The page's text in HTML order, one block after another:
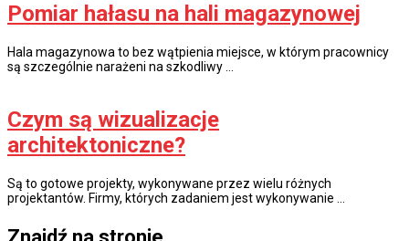
Pomiar hałasu na hali magazynowej
Hala magazynowa to bez wątpienia miejsce, w którym pracownicy
są szczególnie narażeni na szkodliwy …
Czym są wizualizacje
architektoniczne?
Są to gotowe projekty, wykonywane przez wielu różnych
projektantów. Firmy, których zadaniem jest wykonywanie …